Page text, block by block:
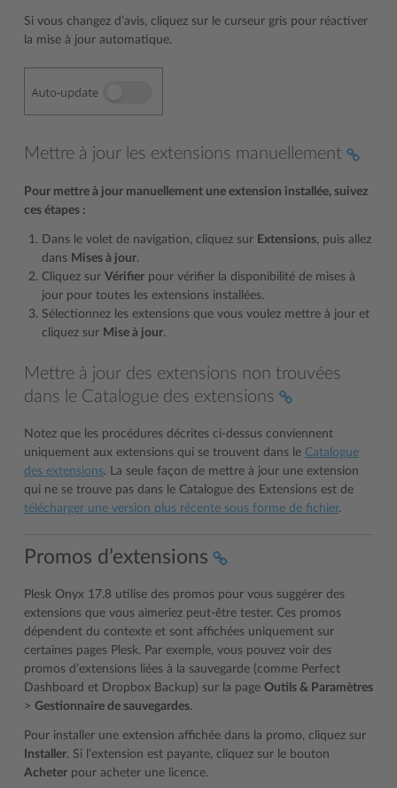
Si vous changez d’avis, cliquez sur le curseur gris pour réactiver
la mise à jour automatique.
Mettre à jour les extensions manuellement
Pour mettre à jour manuellement une extension installée, suivez
ces étapes :
Dans le volet de navigation, cliquez sur Extensions, puis allez
dans Mises à jour.
Cliquez sur Vérifier pour vérifier la disponibilité de mises à
jour pour toutes les extensions installées.
Sélectionnez les extensions que vous voulez mettre à jour et
cliquez sur Mise à jour.
Mettre à jour des extensions non trouvées
dans le Catalogue des extensions
Notez que les procédures décrites ci-dessus conviennent
uniquement aux extensions qui se trouvent dans le Catalogue
des extensions. La seule façon de mettre à jour une extension
qui ne se trouve pas dans le Catalogue des Extensions est de
télécharger une version plus récente sous forme de fichier.
Promos d’extensions
Plesk Onyx 17.8 utilise des promos pour vous suggérer des
extensions que vous aimeriez peut-être tester. Ces promos
dépendent du contexte et sont affichées uniquement sur
certaines pages Plesk. Par exemple, vous pouvez voir des
promos d’extensions liées à la sauvegarde (comme Perfect
Dashboard et Dropbox Backup) sur la page Outils & Paramètres
> Gestionnaire de sauvegardes.
Pour installer une extension affichée dans la promo, cliquez sur
Installer. Si l’extension est payante, cliquez sur le bouton
Acheter pour acheter une licence.